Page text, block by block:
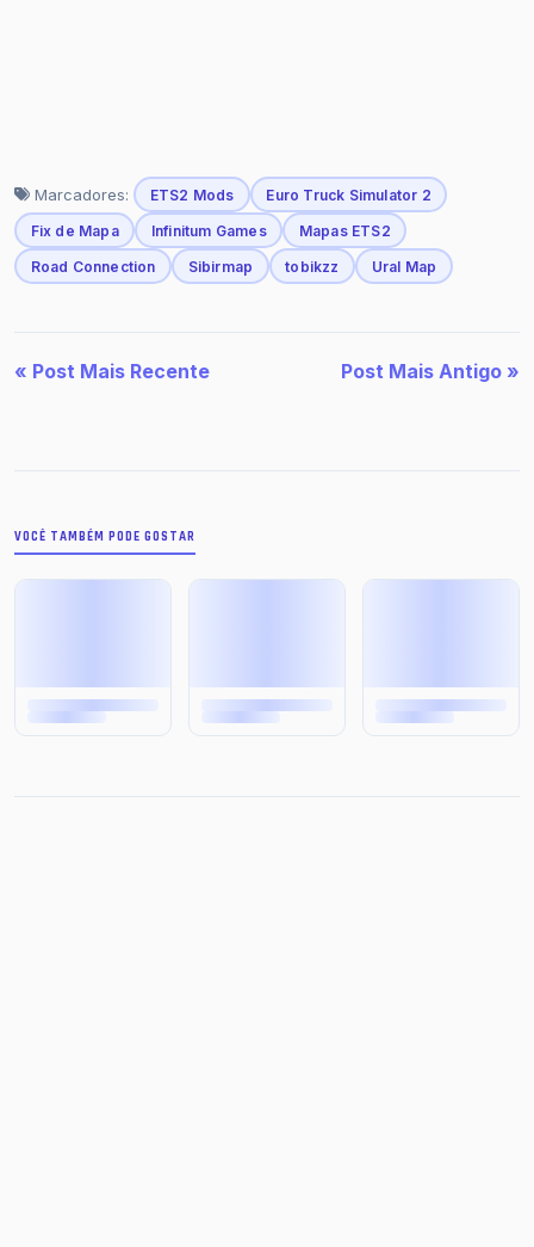
Marcadores: ETS2 Mods
Euro Truck Simulator 2
Fix de Mapa
Infinitum Games
Mapas ETS2
Road Connection
Sibirmap tobikzz Ural Map
« Post Mais Recente Post Mais Antigo »
VOCÊ TAMBÉM PODE GOSTAR